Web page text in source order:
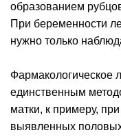
образованием
При беременности
нужно только
Фармакологическое
единственным
матки, к примеру,
выявленных